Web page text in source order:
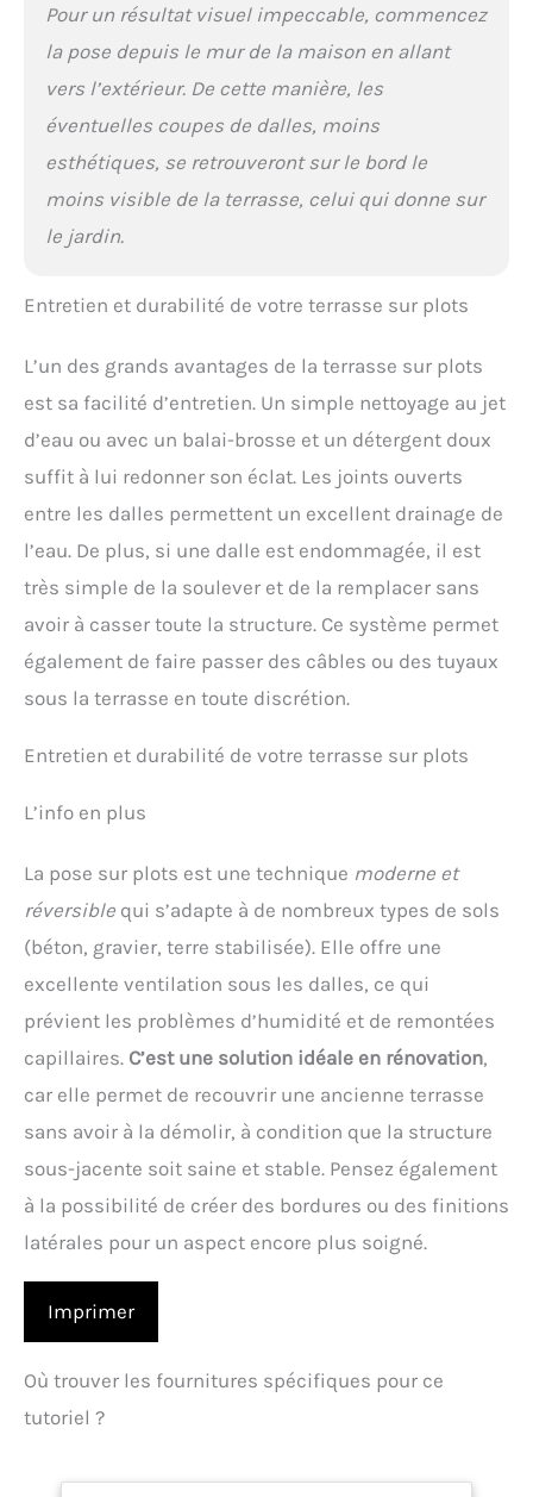
Pour un résultat visuel impeccable, commencez
la pose depuis le mur de la maison en allant
vers l’extérieur. De cette manière, les
éventuelles coupes de dalles, moins
esthétiques, se retrouveront sur le bord le
moins visible de la terrasse, celui qui donne sur
le jardin.
Entretien et durabilité de votre terrasse sur plots
L’un des grands avantages de la terrasse sur plots
est sa facilité d’entretien. Un simple nettoyage au jet
d’eau ou avec un balai-brosse et un détergent doux
suffit à lui redonner son éclat. Les joints ouverts
entre les dalles permettent un excellent drainage de
l’eau. De plus, si une dalle est endommagée, il est
très simple de la soulever et de la remplacer sans
avoir à casser toute la structure. Ce système permet
également de faire passer des câbles ou des tuyaux
sous la terrasse en toute discrétion.
Entretien et durabilité de votre terrasse sur plots
L’info en plus
La pose sur plots est une technique moderne et
réversible qui s’adapte à de nombreux types de sols
(béton, gravier, terre stabilisée). Elle offre une
excellente ventilation sous les dalles, ce qui
prévient les problèmes d’humidité et de remontées
capillaires. C’est une solution idéale en rénovation,
car elle permet de recouvrir une ancienne terrasse
sans avoir à la démolir, à condition que la structure
sous-jacente soit saine et stable. Pensez également
à la possibilité de créer des bordures ou des finitions
latérales pour un aspect encore plus soigné.
Imprimer
Où trouver les fournitures spécifiques pour ce
tutoriel ?